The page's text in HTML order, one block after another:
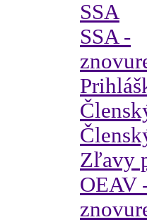
SSA
SSA -
Zľavy
OEAV